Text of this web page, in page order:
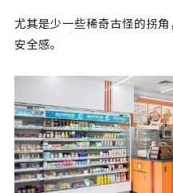
尤其是少一些稀奇古怪的拐
安全感。